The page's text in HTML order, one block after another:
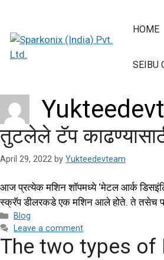
HOME
SEIBU
तुटलेले टॅप
April 29, 2022 by Yukteedevteam
आज प्रत्येक मशिन शॉपमध्ये ‘मेटल आर्क
स्क्रॅप डीलरकडे एक मशिन आले होते. ते तसेच
Blog
Leave a comment
The two types of